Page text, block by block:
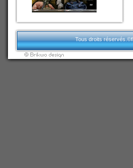
Tous droits